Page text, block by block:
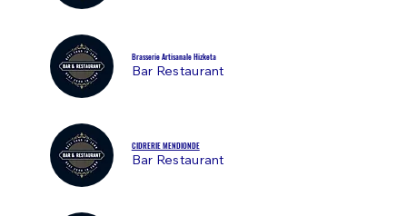
Brasserie Artisanale Hizketa
Bar Restaurant
CIDRERIE MENDIONDE
Bar Restaurant